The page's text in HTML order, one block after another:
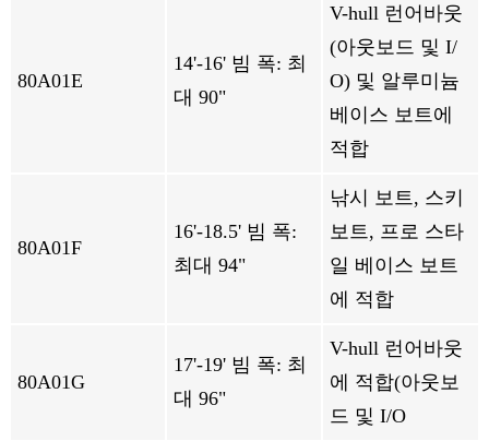
80A01E
14'-16' 빔 폭: 최
대 90"
V-hull 런어바웃
(아웃보드 및 I/
O) 및 알루미늄
베이스 보트에
적합
80A01F
16'-18.5' 빔 폭:
최대 94"
낚시 보트, 스키
보트, 프로 스타
일 베이스 보트
에 적합
80A01G
17'-19' 빔 폭: 최
대 96"
V-hull 런어바웃
에 적합(아웃보
드 및 I/O